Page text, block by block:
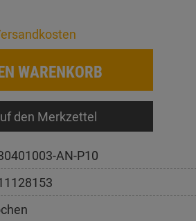
WARENKORB
den Merkzettel
AN-P10